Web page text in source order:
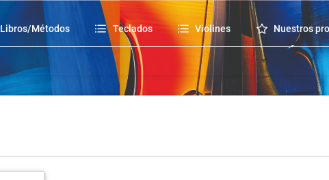
Libros/Métodos Teclados Violines Nuestros